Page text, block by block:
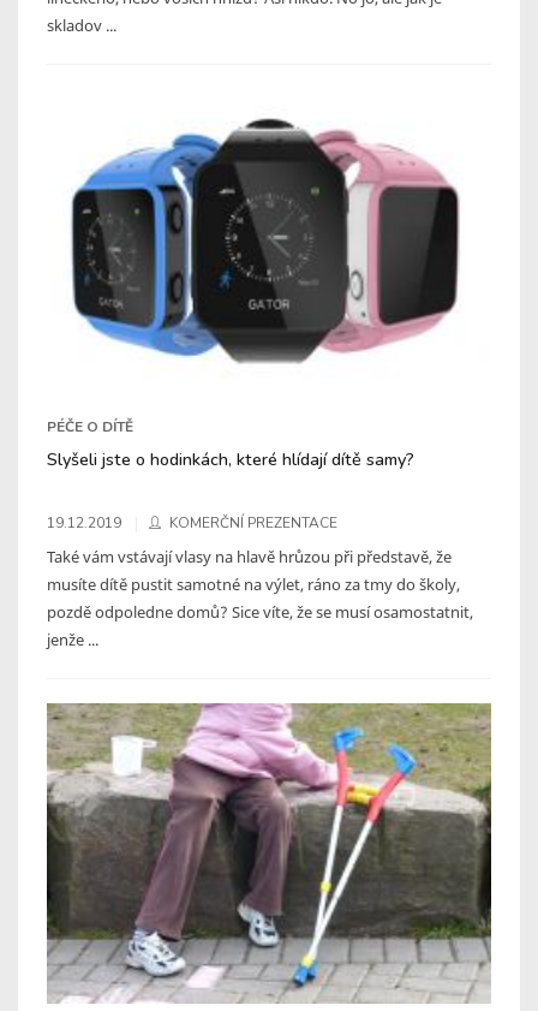
skladov ...
PÉČE O DÍTĚ
Slyšeli jste o hodinkách, které hlídají dítě samy?
19.12.2019 KOMERČNÍ PREZENTACE
Také vám vstávají vlasy na hlavě hrůzou při představě, že
musíte dítě pustit samotné na výlet, ráno za tmy do školy,
pozdě odpoledne domů? Sice víte, že se musí osamostatnit,
jenže ...